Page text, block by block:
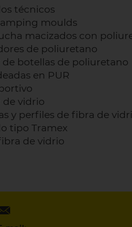
técnicos
moulds
macizados con
de poliuretano
botellas de poliuretano
en PUR
de vidrio
y perfiles de fibra de
tipo Tramex
de vidrio